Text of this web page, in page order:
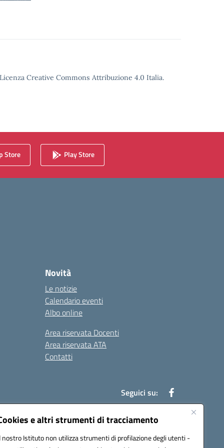
e altri strumenti di tracciamento
nostro Istituto non utilizza strumenti di profilazione degli utenti -
Creative Commons Attribuzione 4.0 Italia.
Store Play Store
Novità
Le notizie
Calendario eventi
Albo online
Area riservata Docenti
Area riservata ATA
Contatti
Seguici su: